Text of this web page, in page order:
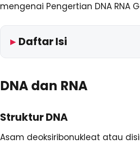
mengenai Pengertian DNA RNA
Daftar Isi
DNA dan RNA
Struktur DNA
Asam deoksiribonukleat atau